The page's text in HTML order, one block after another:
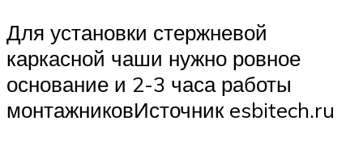
Для установки стержневой
каркасной чаши нужно ровное
основание и 2-3 часа работы
монтажниковИсточник esbitech.ru